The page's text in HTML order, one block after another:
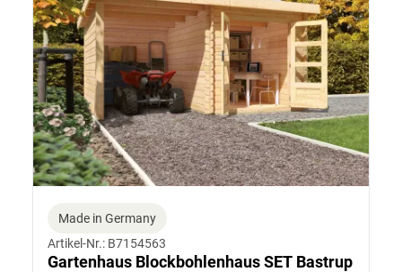
Made in Germany
Artikel-Nr.: B7154563
Gartenhaus Blockbohlenhaus SET Bastrup